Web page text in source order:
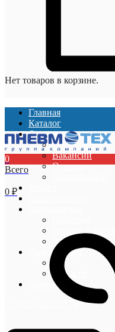
Нет товаров в корзине.
Главная
Каталог
О компании
О компании
Вакансии
Отзывы
Акции и скидки
Информация
Блог
Новости
Контакты
0
Всего
0 ₽